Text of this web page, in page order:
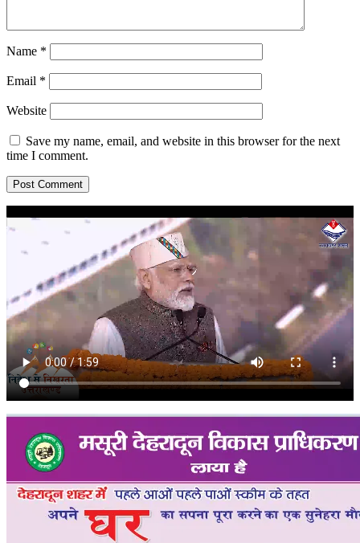
Name *
Email *
Website
Save my name, email, and website in this browser for the next
time I comment.